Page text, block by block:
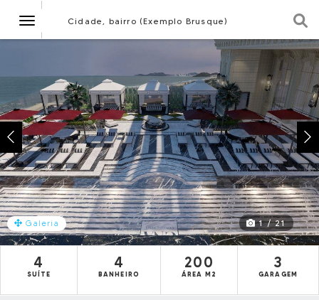
NavegaçãoCidade, bairro (Exemplo Brusque)
Galeria 1 / 21
4
SUÍTE
4
BANHEIRO
200
ÁREA M2
3
GARAGEM